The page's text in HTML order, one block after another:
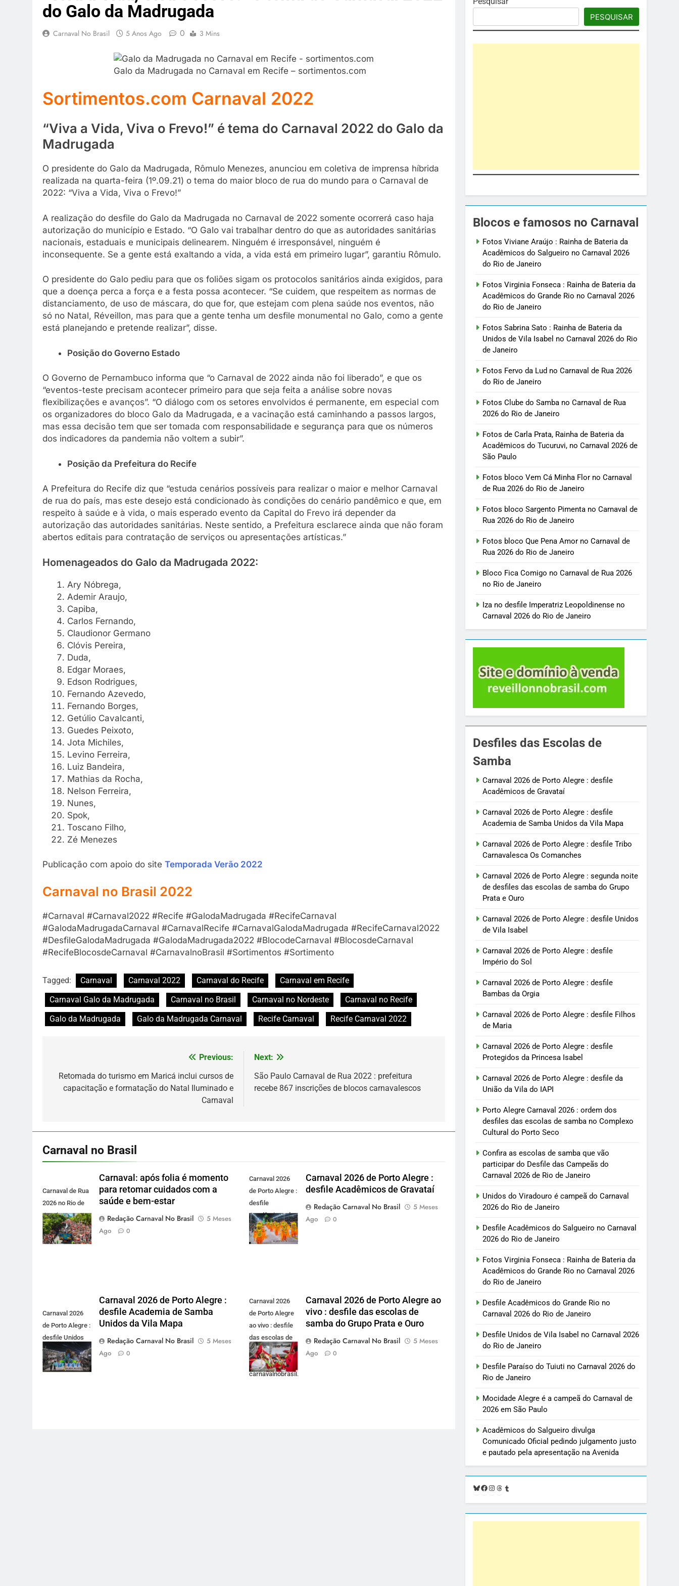
do Galo da Madrugada
Carnaval No Brasil 5 Anos Ago 0 3 Mins
Galo da Madrugada no Carnaval em Recife – sortimentos.com
Sortimentos.com Carnaval 2022
“Viva a Vida, Viva o Frevo!” é tema do Carnaval 2022 do Galo da
Madrugada
O presidente do Galo da Madrugada, Rômulo Menezes, anunciou em coletiva de imprensa híbrida
realizada na quarta-feira (1º.09.21) o tema do maior bloco de rua do mundo para o Carnaval de
2022: “Viva a Vida, Viva o Frevo!”
A realização do desfile do Galo da Madrugada no Carnaval de 2022 somente ocorrerá caso haja
autorização do município e Estado. “O Galo vai trabalhar dentro do que as autoridades sanitárias
nacionais, estaduais e municipais delinearem. Ninguém é irresponsável, ninguém é
inconsequente. Se a gente está exaltando a vida, a vida está em primeiro lugar”, garantiu Rômulo.
O presidente do Galo pediu para que os foliões sigam os protocolos sanitários ainda exigidos, para
que a doença perca a força e a festa possa acontecer. “Se cuidem, que respeitem as normas de
distanciamento, de uso de máscara, do que for, que estejam com plena saúde nos eventos, não
só no Natal, Réveillon, mas para que a gente tenha um desfile monumental no Galo, como a gente
está planejando e pretende realizar”, disse.
Posição do Governo Estado
O Governo de Pernambuco informa que “o Carnaval de 2022 ainda não foi liberado”, e que os
“eventos-teste precisam acontecer primeiro para que seja feita a análise sobre novas
flexibilizações e avanços”. “O diálogo com os setores envolvidos é permanente, em especial com
os organizadores do bloco Galo da Madrugada, e a vacinação está caminhando a passos largos,
mas essa decisão tem que ser tomada com responsabilidade e segurança para que os números
dos indicadores da pandemia não voltem a subir”.
Posição da Prefeitura do Recife
A Prefeitura do Recife diz que “estuda cenários possíveis para realizar o maior e melhor Carnaval
de rua do país, mas este desejo está condicionado às condições do cenário pandêmico e que, em
respeito à saúde e à vida, o mais esperado evento da Capital do Frevo irá depender da
autorização das autoridades sanitárias. Neste sentido, a Prefeitura esclarece ainda que não foram
abertos editais para contratação de serviços ou apresentações artísticas.”
Homenageados do Galo da Madrugada 2022:
Ary Nóbrega,
Ademir Araujo,
Capiba,
Carlos Fernando,
Claudionor Germano
Clóvis Pereira,
Duda,
Edgar Moraes,
Edson Rodrigues,
Fernando Azevedo,
Fernando Borges,
Getúlio Cavalcanti,
Guedes Peixoto,
Jota Michiles,
Levino Ferreira,
Luiz Bandeira,
Mathias da Rocha,
Nelson Ferreira,
Nunes,
Spok,
Toscano Filho,
Zé Menezes
Publicação com apoio do site Temporada Verão 2022
Carnaval no Brasil 2022
#Carnaval #Carnaval2022 #Recife #GalodaMadrugada #RecifeCarnaval
#GalodaMadrugadaCarnaval #CarnavalRecife #CarnavalGalodaMadrugada #RecifeCarnaval2022
#DesfileGalodaMadrugada #GalodaMadrugada2022 #BlocodeCarnaval #BlocosdeCarnaval
#RecifeBlocosdeCarnaval #CarnavalnoBrasil #Sortimentos #Sortimento
Tagged: Carnaval Carnaval 2022 Carnaval do Recife
Carnaval em Recife
Carnaval Galo da Madrugada
Carnaval no Brasil Carnaval no Nordeste
Carnaval no Recife
Galo da Madrugada
Galo da Madrugada Carnaval Recife Carnaval Recife Carnaval 2022
de
Post
Previous:
Retomada do turismo em Maricá inclui cursos de
capacitação e formatação do Natal Iluminado e
Carnaval
Next:
São Paulo Carnaval de Rua 2022 : prefeitura
recebe 867 inscrições de blocos carnavalescos
Carnaval no Brasil
Carnaval de Rua
2026 no Rio de
Janeiro -
carnavalnobrasil.com.br
Carnaval: após folia é momento
para retomar cuidados com a
saúde e bem-estar
Redação Carnaval No Brasil
5 Meses
Ago
0
Carnaval 2026
de Porto Alegre :
desfile
Acadêmicos de
Gravataí -
carnavalnobrasil.com.br
Carnaval 2026 de Porto Alegre :
desfile Acadêmicos de Gravataí
Redação Carnaval No Brasil
5 Meses
Ago
0
Carnaval 2026
de Porto Alegre :
desfile Unidos
da Vila Mapa -
carnavalnobrasil.com.br
Carnaval 2026 de Porto Alegre :
desfile Academia de Samba
Unidos da Vila Mapa
Redação Carnaval No Brasil
5 Meses
Ago
0
Carnaval 2026
de Porto Alegre
ao vivo : desfile
das escolas de
samba do Grupo
Prata e Ouro -
carnavalnobrasil.com.br
Carnaval 2026 de Porto Alegre ao
vivo : desfile das escolas de
samba do Grupo Prata e Ouro
Redação Carnaval No Brasil
5 Meses
Ago
0
PESQUISAR
Blocos e famosos no Carnaval
Fotos Viviane Araújo : Rainha de Bateria da
Acadêmicos do Salgueiro no Carnaval 2026
do Rio de Janeiro
Fotos Virginia Fonseca : Rainha de Bateria da
Acadêmicos do Grande Rio no Carnaval 2026
do Rio de Janeiro
Fotos Sabrina Sato : Rainha de Bateria da
Unidos de Vila Isabel no Carnaval 2026 do Rio
de Janeiro
Fotos Fervo da Lud no Carnaval de Rua 2026
do Rio de Janeiro
Fotos Clube do Samba no Carnaval de Rua
2026 do Rio de Janeiro
Fotos de Carla Prata, Rainha de Bateria da
Acadêmicos do Tucuruvi, no Carnaval 2026 de
São Paulo
Fotos bloco Vem Cá Minha Flor no Carnaval
de Rua 2026 do Rio de Janeiro
Fotos bloco Sargento Pimenta no Carnaval de
Rua 2026 do Rio de Janeiro
Fotos bloco Que Pena Amor no Carnaval de
Rua 2026 do Rio de Janeiro
Bloco Fica Comigo no Carnaval de Rua 2026
no Rio de Janeiro
Iza no desfile Imperatriz Leopoldinense no
Carnaval 2026 do Rio de Janeiro
Desfiles das Escolas de
Samba
Carnaval 2026 de Porto Alegre : desfile
Acadêmicos de Gravataí
Carnaval 2026 de Porto Alegre : desfile
Academia de Samba Unidos da Vila Mapa
Carnaval 2026 de Porto Alegre : desfile Tribo
Carnavalesca Os Comanches
Carnaval 2026 de Porto Alegre : segunda noite
de desfiles das escolas de samba do Grupo
Prata e Ouro
Carnaval 2026 de Porto Alegre : desfile Unidos
de Vila Isabel
Carnaval 2026 de Porto Alegre : desfile
Império do Sol
Carnaval 2026 de Porto Alegre : desfile
Bambas da Orgia
Carnaval 2026 de Porto Alegre : desfile Filhos
de Maria
Carnaval 2026 de Porto Alegre : desfile
Protegidos da Princesa Isabel
Carnaval 2026 de Porto Alegre : desfile da
União da Vila do IAPI
Porto Alegre Carnaval 2026 : ordem dos
desfiles das escolas de samba no Complexo
Cultural do Porto Seco
Confira as escolas de samba que vão
participar do Desfile das Campeãs do
Carnaval 2026 de Rio de Janeiro
Unidos do Viradouro é campeã do Carnaval
2026 do Rio de Janeiro
Desfile Acadêmicos do Salgueiro no Carnaval
2026 do Rio de Janeiro
Fotos Virginia Fonseca : Rainha de Bateria da
Acadêmicos do Grande Rio no Carnaval 2026
do Rio de Janeiro
Desfile Acadêmicos do Grande Rio no
Carnaval 2026 do Rio de Janeiro
Desfile Unidos de Vila Isabel no Carnaval 2026
do Rio de Janeiro
Desfile Paraíso do Tuiuti no Carnaval 2026 do
Rio de Janeiro
Mocidade Alegre é a campeã do Carnaval de
2026 em São Paulo
Acadêmicos do Salgueiro divulga
Comunicado Oficial pedindo julgamento justo
e pautado pela apresentação na Avenida
Bluesky
Facebook
Instagram
Threads